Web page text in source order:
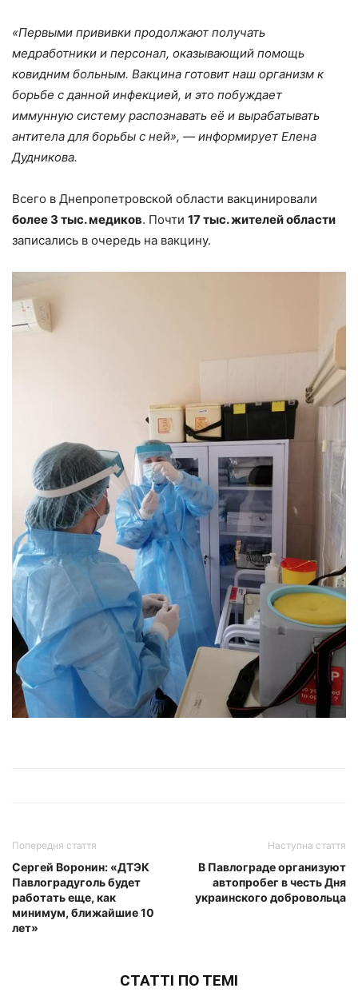
«Первыми прививки продолжают получать
медработники и персонал, оказывающий помощь
ковидним больным. Вакцина готовит наш организм к
борьбе с данной инфекцией, и это побуждает
иммунную систему распознавать её и вырабатывать
антитела для борьбы с ней», — информирует Елена
Дудникова.
Всего в Днепропетровской области вакцинировали
более 3 тыс. медиков. Почти 17 тыс. жителей области
записались в очередь на вакцину.
Попередня стаття
Сергей Воронин: «ДТЭК
Павлоградуголь будет
работать еще, как
минимум, ближайшие 10
лет»
Наступна стаття
В Павлограде организуют
автопробег в честь Дня
украинского добровольца
СТАТТІ ПО ТЕМІ